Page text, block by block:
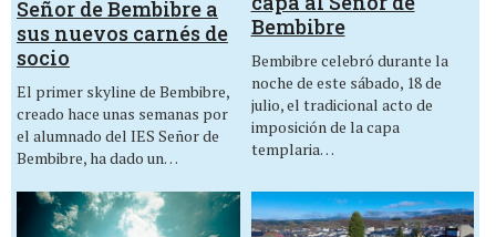
Señor de Bembibre a
sus nuevos carnés de
socio
El primer skyline de Bembibre,
creado hace unas semanas por
el alumnado del IES Señor de
Bembibre, ha dado un…
Bembibre
Bembibre celebró durante la
noche de este sábado, 18 de
julio, el tradicional acto de
imposición de la capa
templaria…